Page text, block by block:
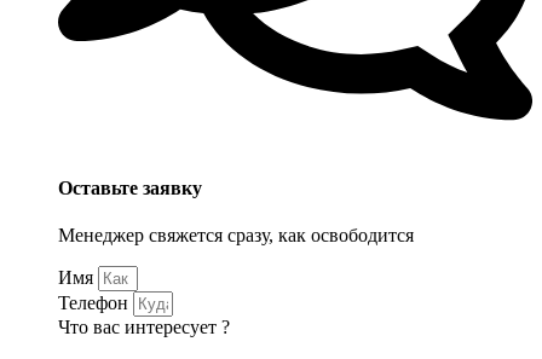
Оставьте заявку
Менеджер свяжется сразу, как освободится
Имя
Телефон
Что вас интересует ?